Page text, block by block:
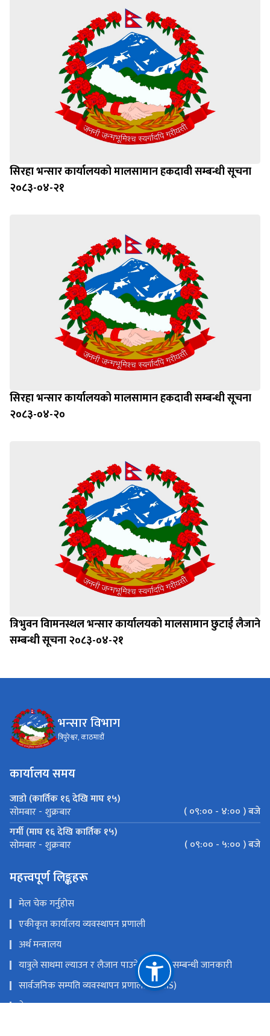
सिरहा भन्सार कार्यालयको मालसामान हकदावी सम्बन्धी सूचना
२०८३-०४-२१
सिरहा भन्सार कार्यालयको मालसामान हकदावी सम्बन्धी सूचना
२०८३-०४-२०
त्रिभुवन विामनस्थल भन्सार कार्यालयको मालसामान छुटाई लैजाने
सम्बन्धी सूचना २०८३-०४-२१
भन्सार विभाग
त्रिपुरेश्वर, काठमाडौं
कार्यालय समय
जाडो (कार्तिक १६ देखि माघ १५)
सोमबार - शुक्रबार
( ०९:०० - ४:०० ) बजे
गर्मी (माघ १६ देखि कार्तिक १५)
सोमबार - शुक्रबार ( ०९:०० - ५:०० ) बजे
महत्त्वपूर्ण लिङ्कहरू
मेल चेक गर्नुहोस
एकीकृत कार्यालय व्यवस्थापन प्रणाली
अर्थ मन्त्रालय
यात्रुले साथमा ल्याउन र लैजान पाउने मालवस्तु सम्बन्धी जानकारी
सार्वजनिक सम्पति व्यवस्थापन प्रणाली (PAMS)
नेपाल राजपत्र